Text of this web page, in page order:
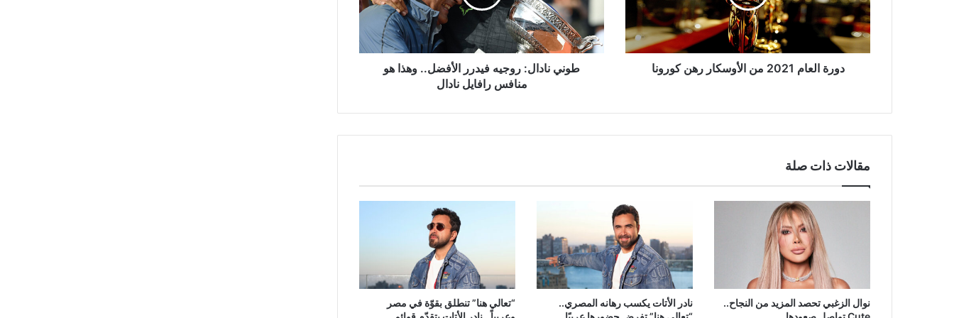
رهن
كورونا
دورة العام 2021 من الأوسكار رهن كورونا
هو
منافس
رافايل
طوني نادال: روجيه فيدرر الأفضل.. وهذا هو
منافس رافايل نادال
مقالات ذات صلة
نوال الزغبي تحصد المزيد من النجاح..
نادر الأتات يكسب رهانه المصري..
“تعالي هنا” تنطلق بقوّة في مصر